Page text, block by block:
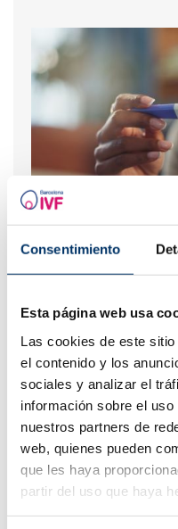
Consentimiento
Esta página web usa
Las cookies de este
el contenido y los
sociales y analizar el
información sobre el
nuestros partners de
web, quienes pueden
que les haya
partir del uso que haya
¿Qué hacer si hay
embarazo negativo?
¿Cuáles son los